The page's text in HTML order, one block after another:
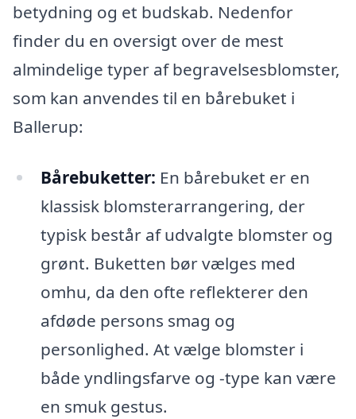
betydning og et budskab. Nedenfor
finder du en oversigt over de mest
almindelige typer af begravelsesblomster,
som kan anvendes til en bårebuket i
Ballerup:
Bårebuketter: En bårebuket er en
klassisk blomsterarrangering, der
typisk består af udvalgte blomster og
grønt. Buketten bør vælges med
omhu, da den ofte reflekterer den
afdøde persons smag og
personlighed. At vælge blomster i
både yndlingsfarve og -type kan være
en smuk gestus.